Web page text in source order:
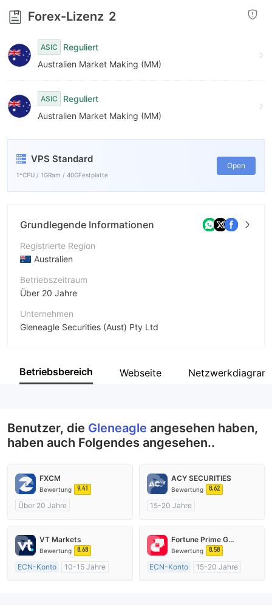
9
Forex-Lizenz 2
ASIC
Reguliert
Australien Market Making (MM)
ASIC
Reguliert
Australien Market Making (MM)
VPS Standard
1*CPU / 1GRam / 40GFestplatte
Open
Grundlegende Informationen
Registrierte Region
Australien
Betriebszeitraum
Über 20 Jahre
Unternehmen
Gleneagle Securities (Aust) Pty Ltd
Unternehmensmitarbeiter
Betriebsbereich Webseite
Benutzer, die Gleneagle angesehen haben,
haben auch Folgendes angesehen..
FXCM
Bewertung 9.41
Über 20 Jahre
Market Making (MM)
MT4-Volllizenz
ACY SECURITIES
Bewertung 8.62
15-20 Jahre
Market Making (MM)
MT4-Volllizenz
VT Markets
Bewertung 8.68
ECN-Konto
10-15 Jahre
Fortune Prime Global
Bewertung 8.58
ECN-Konto
15-20 Jahre